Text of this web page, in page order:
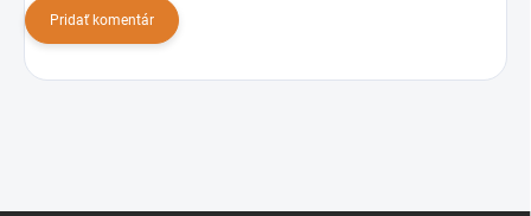
Pridať komentár